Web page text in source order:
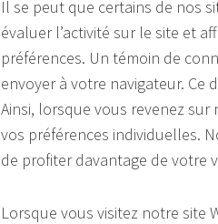
Il se peut que certains de nos
évaluer l’activité sur le site et
préférences. Un témoin de
envoyer à votre navigateur. Ce
Ainsi, lorsque vous revenez
vos préférences individuelles.
de profiter davantage de votre
Lorsque vous visitez notre site